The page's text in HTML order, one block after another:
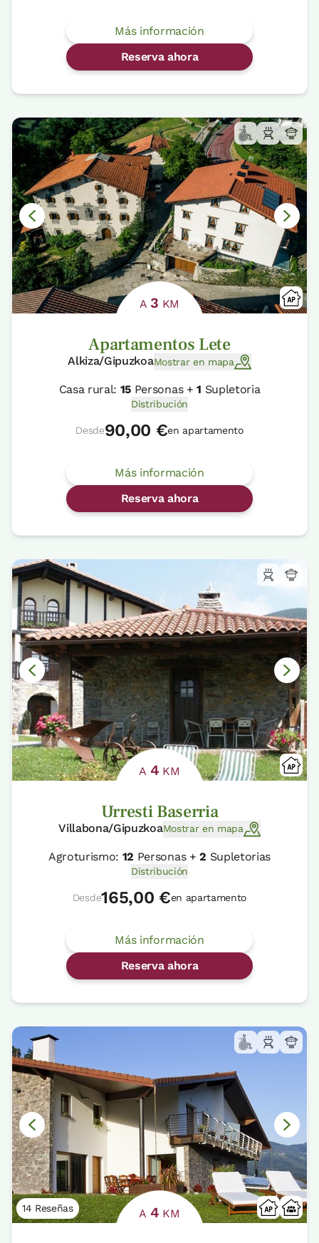
Más información
Reserva ahora
A 3 KM
Apartamentos Lete
Alkiza/GipuzkoaMostrar en mapa
Casa rural: 15 Personas +1 Supletoria
Distribución
Desde90,00 €en apartamento
Más información
Reserva ahora
A 4 KM
Urresti Baserria
Villabona/GipuzkoaMostrar en mapa
Agroturismo: 12 Personas +2 Supletorias
Distribución
Desde165,00 €en apartamento
Más información
Reserva ahora
14 Reseñas A 4 KM